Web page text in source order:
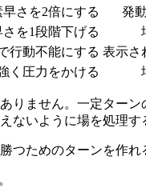
さを2倍にする 発
を1段階下げる
行動不能にする 表示さ
く圧力をかける
ません。一定ター
ないように場を処理す
つためのターンを作れ